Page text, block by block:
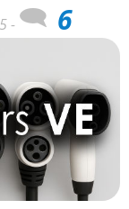
- 6